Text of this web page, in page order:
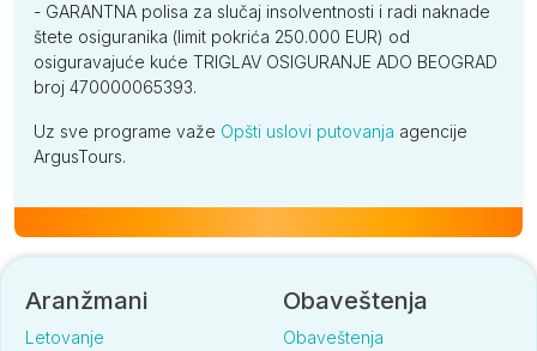
- GARANTNA polisa za slučaj insolventnosti i radi naknade
štete osiguranika (limit pokrića 250.000 EUR) od
osiguravajuće kuće TRIGLAV OSIGURANJE ADO BEOGRAD
broj 470000065393.
Uz sve programe važe Opšti uslovi putovanja agencije
ArgusTours.
Aranžmani
Letovanje
Obaveštenja
Obaveštenja